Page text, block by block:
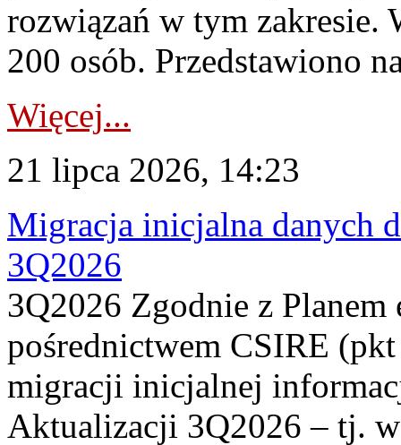
rozwiązań w tym zakresie.
200 osób. Przedstawiono
Więcej...
21 lipca 2026, 14:23
Migracja inicjalna danych
3Q2026
3Q2026 Zgodnie z
pośrednictwem CSIRE
migracji inicjalnej
Aktualizacji 3Q2026 – tj.